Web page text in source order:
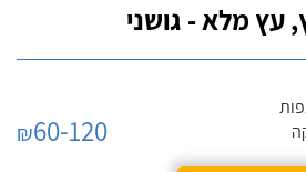
מלא - גושני
₪60-120